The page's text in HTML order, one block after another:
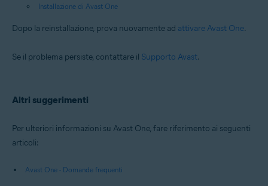
Installazione di Avast One
Dopo la reinstallazione, prova nuovamente ad attivare Avast One.
Se il problema persiste, contattare il Supporto Avast.
Altri suggerimenti
Per ulteriori informazioni su Avast One, fare riferimento ai seguenti
articoli:
Avast One - Domande frequenti